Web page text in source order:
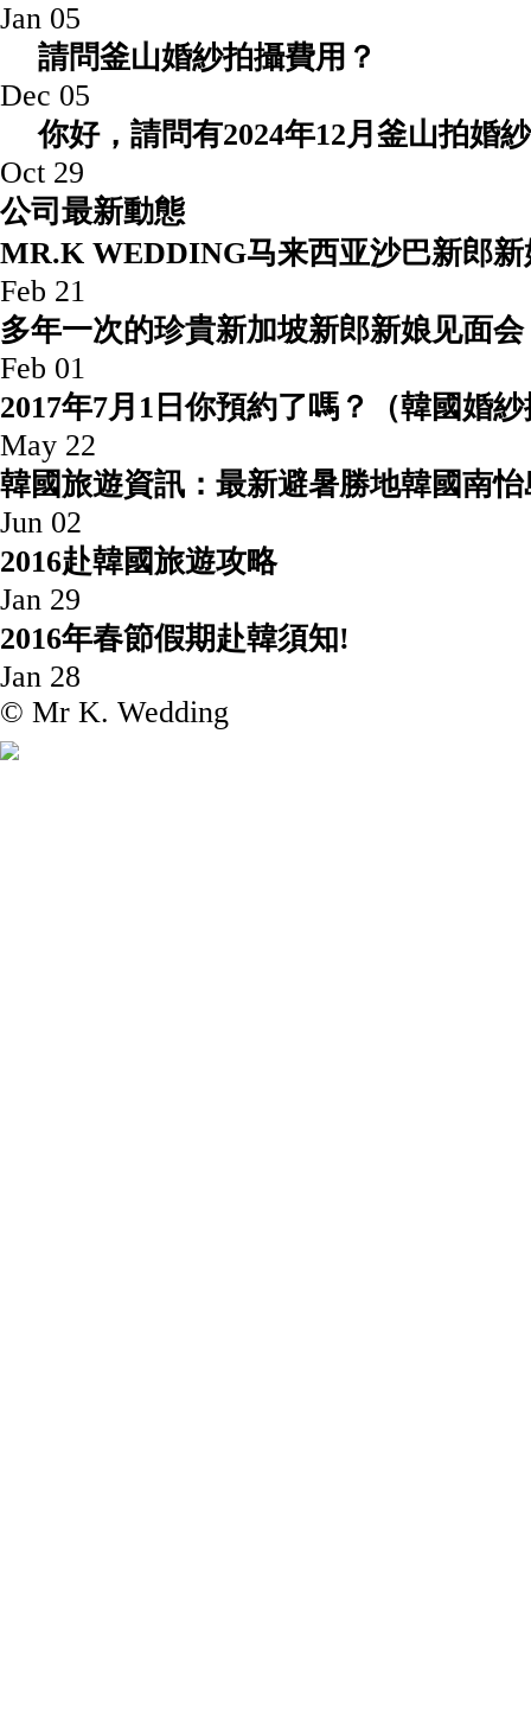
Jan 05
請問釜山婚紗拍攝費用？
Dec 05
你好，請問有2024年12月釜山拍婚
Oct 29
公司最新動態
MR.K WEDDING马来西亚沙巴新
Feb 21
多年一次的珍貴新加坡新郎新娘见面
Feb 01
2017年7月1日你預約了嗎？（韓國婚
May 22
韓國旅遊資訊：最新避暑勝地韓國
Jun 02
2016赴韓國旅遊攻
Jan 29
2016年春節假期赴韓
Jan 28
© Mr K. Wedding